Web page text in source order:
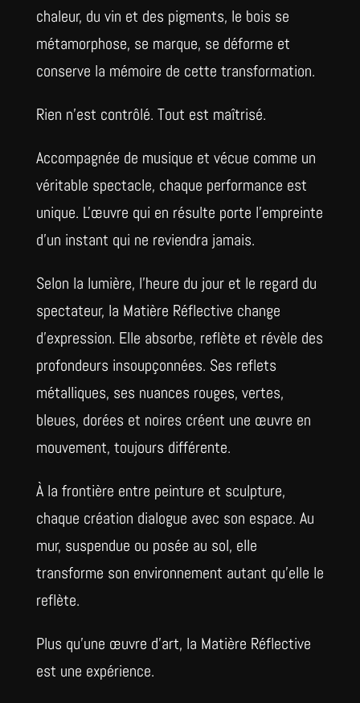
chaleur, du vin et des pigments, le bois se
métamorphose, se marque, se déforme et
conserve la mémoire de cette transformation.
Rien n'est contrôlé. Tout est maîtrisé.
Accompagnée de musique et vécue comme un
véritable spectacle, chaque performance est
unique. L'œuvre qui en résulte porte l'empreinte
d'un instant qui ne reviendra jamais.
Selon la lumière, l'heure du jour et le regard du
spectateur, la Matière Réflective change
d'expression. Elle absorbe, reflète et révèle des
profondeurs insoupçonnées. Ses reflets
métalliques, ses nuances rouges, vertes,
bleues, dorées et noires créent une œuvre en
mouvement, toujours différente.
À la frontière entre peinture et sculpture,
chaque création dialogue avec son espace. Au
mur, suspendue ou posée au sol, elle
transforme son environnement autant qu'elle le
reflète.
Plus qu'une œuvre d'art, la Matière Réflective
est une expérience.